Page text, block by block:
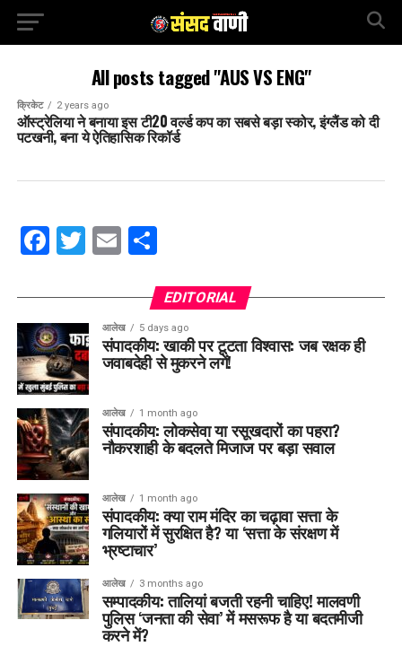
All posts tagged "AUS VS ENG"
क्रिकेट 2 years ago
ऑस्ट्रेल‍िया ने बनाया इस टी20 वर्ल्ड कप का सबसे बड़ा स्कोर, इंग्लैंड को दी
पटखनी, बना ये ऐत‍िहास‍िक रिकॉर्ड
Facebook
Twitter
EmailShare
EDITORIAL
आलेख 5 days ago
संपादकीय: खाकी पर टूटता विश्वास: जब रक्षक ही
जवाबदेही से मुकरने लगें!
आलेख 1 month ago
संपादकीय: लोकसेवा या रसूखदारों का पहरा?
नौकरशाही के बदलते मिजाज पर बड़ा सवाल
आलेख 1 month ago
संपादकीय: क्या राम मंदिर का चढ़ावा सत्ता के
गलियारों में सुरक्षित है? या ‘सत्ता के संरक्षण में
भ्रष्टाचार’
आलेख 3 months ago
सम्पादकीय: तालियां बजती रहनी चाहिए! मालवणी
पुलिस ‘जनता की सेवा’ में मसरूफ है या बदतमीजी
करने में?